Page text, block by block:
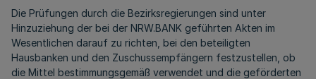
Die Prüfungen durch die Bezirksregierungen sind unter
Hinzuziehung der bei der NRW.BANK geführten Akten im
Wesentlichen darauf zu richten, bei den beteiligten
Hausbanken und den Zuschussempfängern festzustellen, ob
die Mittel bestimmungsgemäß verwendet und die geförderten